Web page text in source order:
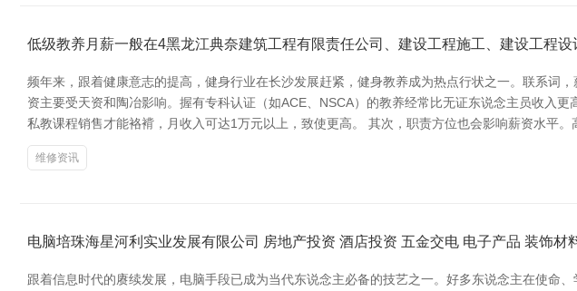
低级教养月薪一般在4黑龙江典奈建筑工程有限责任公司、建设工程施工、建设工程设
频年来，跟着健康意志的提高，健身行业在长沙发展赶紧，健身教养成为热点行状之一。联系词
资主要受天资和陶冶影响。握有专科认证（如ACE、NSCA）的教养经常比无证东说念主员收入
私教课程销售才能袼褙，月收入可达1万元以上，致使更高。 其次，职责方位也会影响薪资水平
维修资讯
电脑培珠海星河利实业发展有限公司 房地产投资 酒店投资 五金交电 电子产品 装饰
跟着信息时代的赓续发展，电脑手段已成为当代东说念主必备的技艺之一。好多东说念主在使命